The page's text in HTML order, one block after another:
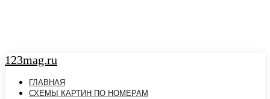
123mag.ru
ГЛАВНАЯ
СХЕМЫ КАРТИН ПО НОМЕРАМ